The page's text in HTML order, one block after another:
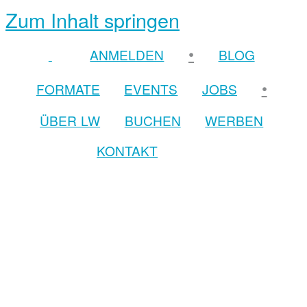
Zum Inhalt springen
ANMELDEN •
BLOG
FORMATE
EVENTS JOBS •
ÜBER LW BUCHEN
WERBEN
KONTAKT